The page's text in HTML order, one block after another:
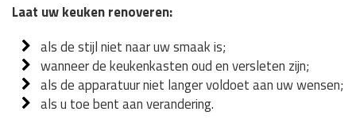
Laat uw keuken renoveren:
als de stijl niet naar uw smaak is;
wanneer de keukenkasten oud en versleten zijn;
als de apparatuur niet langer voldoet aan uw wensen;
als u toe bent aan verandering.